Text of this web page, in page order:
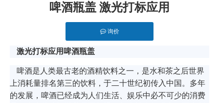
啤酒瓶盖 激光打标应用
询价
激光打标应用 啤酒瓶盖
啤酒是人类最古老的酒精饮料之一，是水和茶之后世界
上消耗量排名第三的饮料，于二十世纪初传入中国。多年
的发展，啤酒已经成为人们生活、娱乐中必不可少的消费